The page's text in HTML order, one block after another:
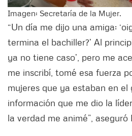
Imagen: Secretaría de la Mujer.
“Un día me dijo una amiga:
termina el bachiller?’ Al
ya no tiene caso’, pero me
me inscribí, tomé esa fuerza
mujeres que ya estaban en el
información que me dio la
la verdad me animé”, aseguró